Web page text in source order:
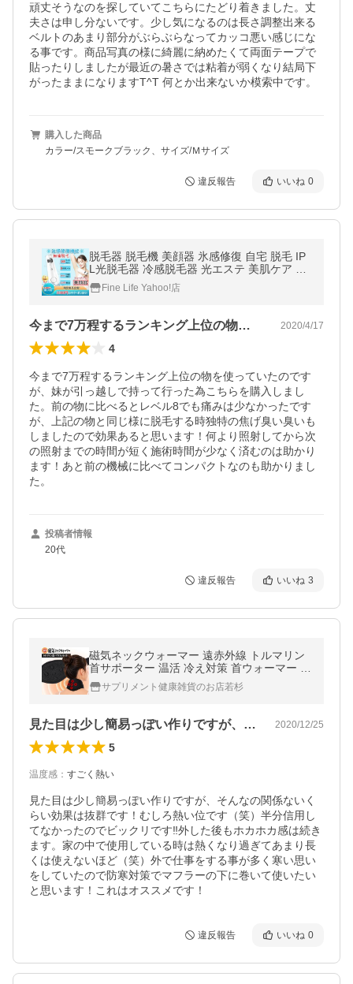
頑丈そうなのを探していてこちらにたどり着きました。丈
夫さは申し分ないです。少し気になるのは長さ調整出来る
ベルトのあまり部分がぶらぶらなってカッコ悪い感じにな
る事です。商品写真の様に綺麗に納めたくて両面テープで
貼ったりしましたが最近の暑さでは粘着が弱くなり結局下
がったままになりますT^T 何とか出来ないか模索中です。
購入した商品
カラー/スモークブラック、サイズ/Ｍサイズ
違反報告 いいね 0
脱毛器 脱毛機 美顔器 氷感修復 自宅 脱毛 IP
L光脱毛器 冷感脱毛器 光エステ 美肌ケア 連
射 ムダ毛 顔 脇 VIO 女性 お返し 【一年保
証】Fine Life Yahoo!店
今まで7万程するランキング上位の物を使… 2020/4/17
4
今まで7万程するランキング上位の物を使っていたのです
が、妹が引っ越しで持って行った為こちらを購入しまし
た。前の物に比べるとレベル8でも痛みは少なかったです
が、上記の物と同じ様に脱毛する時独特の焦げ臭い臭いも
しましたので効果あると思います！何より照射してから次
の照射までの時間が短く施術時間が少なく済むのは助かり
ます！あと前の機械に比べてコンパクトなのも助かりまし
た。
投稿者情報
20代
違反報告 いいね 3
磁気ネックウォーマー 遠赤外線 トルマリン
首サポーター 温活 冷え対策 首ウォーマー ヒ
ートネックサポート
サプリメント健康雑貨のお店若杉
見た目は少し簡易っぽい作りですが、そん… 2020/12/25
5
温度感 ： すごく熱い
見た目は少し簡易っぽい作りですが、そんなの関係ないく
らい効果は抜群です！むしろ熱い位です（笑）半分信用し
てなかったのでビックリです‼︎外した後もホカホカ感は続き
ます。家の中で使用している時は熱くなり過ぎてあまり長
くは使えないほど（笑）外で仕事をする事が多く寒い思い
をしていたので防寒対策でマフラーの下に巻いて使いたい
と思います！これはオススメです！
違反報告 いいね 0